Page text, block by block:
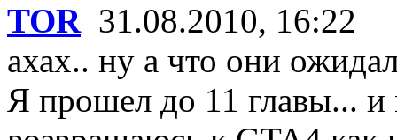
TOR 31.08.2010, 16:22
ахах.. ну а что они
Я прошел до 11 главы... и